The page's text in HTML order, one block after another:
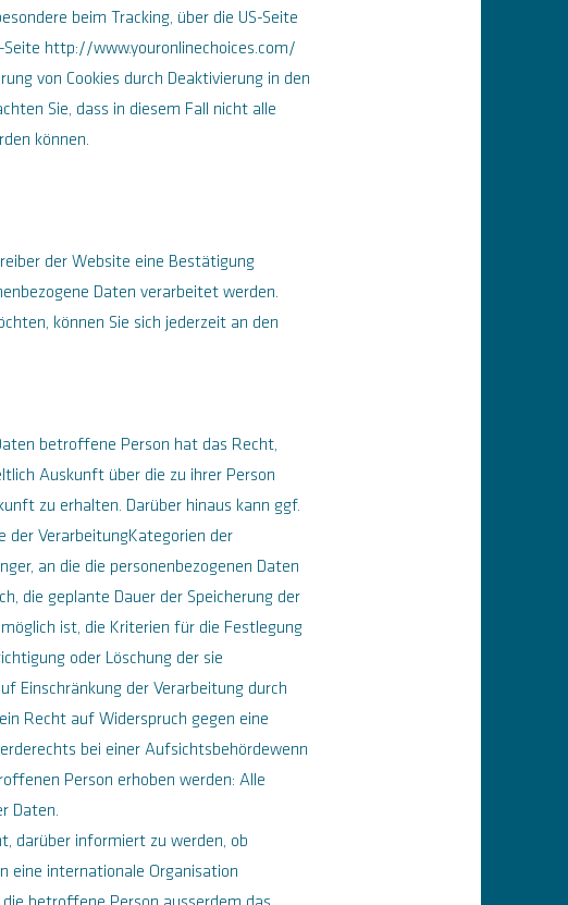
beim Tracking, über die US-Seite
http://www.youronlinechoices.com/
von Cookies durch Deaktivierung in den
Sie, dass in diesem Fall nicht alle
können.
der Website eine Bestätigung
Daten verarbeitet werden.
können Sie sich jederzeit an den
betroffene Person hat das Recht,
Auskunft über die zu ihrer Person
zu erhalten. Darüber hinaus kann ggf.
der VerarbeitungKategorien der
an die die personenbezogenen Daten
die geplante Dauer der Speicherung der
ist, die Kriterien für die Festlegung
oder Löschung der sie
Einschränkung der Verarbeitung durch
Recht auf Widerspruch gegen eine
bei einer Aufsichtsbehördewenn
Person erhoben werden: Alle
Daten.
darüber informiert zu werden, ob
eine internationale Organisation